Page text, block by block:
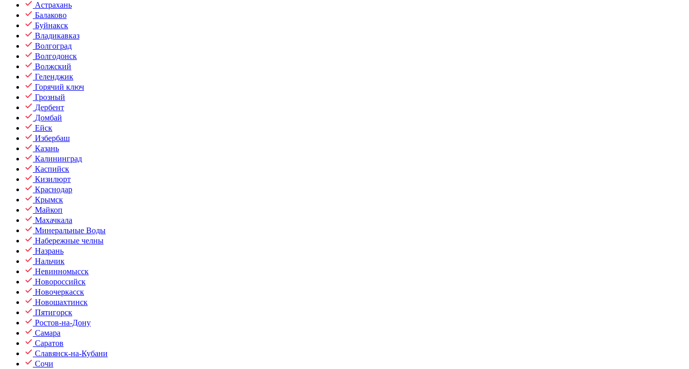
Астрахань
Балаково
Буйнакск
Владикавказ
Волгоград
Волгодонск
Волжский
Геленджик
Горячий ключ
Грозный
Дербент
Домбай
Ейск
Избербаш
Казань
Калининград
Каспийск
Кизилюрт
Краснодар
Крымск
Майкоп
Махачкала
Минеральные Воды
Набережные челны
Назрань
Нальчик
Невинномысск
Новороссийск
Новочеркасск
Новошахтинск
Пятигорск
Ростов-на-Дону
Самара
Саратов
Славянск-на-Кубани
Сочи